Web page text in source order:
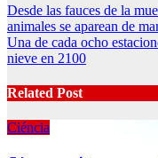
Post
navigation
Desde las fauces de la
animales se aparean de
Una de cada ocho
nieve en 2100
Related Post
Ciéncia